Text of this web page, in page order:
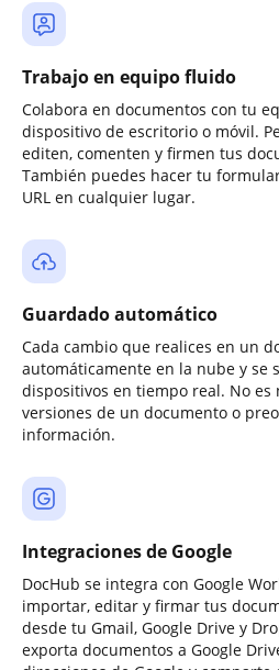
Trabajo en equipo fluido
Colabora en documentos con tu
dispositivo de escritorio o móvil.
editen, comenten y firmen tus
También puedes hacer tu
URL en cualquier lugar.
Guardado automático
Cada cambio que realices en un
automáticamente en la nube y se
dispositivos en tiempo real. No es
versiones de un documento o
información.
Integraciones de Google
DocHub se integra con Google
importar, editar y firmar tus
desde tu Gmail, Google Drive y
exporta documentos a Google